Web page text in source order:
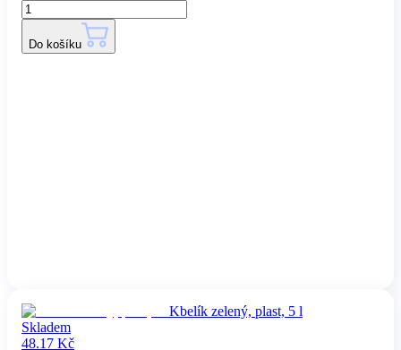
Do košíku
Kbelík zelený, plast, 5 l
Skladem
48.17 Kč